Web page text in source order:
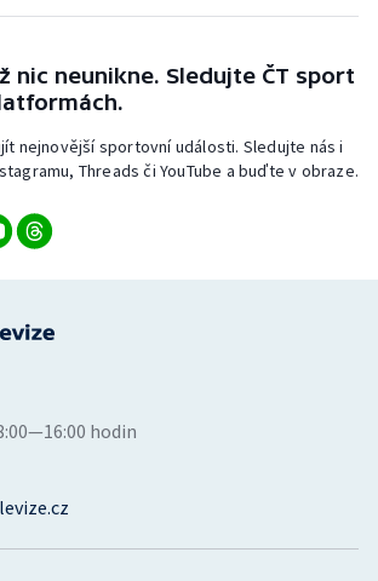
nic neunikne. Sledujte ČT sport
nejnovější sportovní události. Sledujte nás i
Threads či YouTube a buďte v obraze.
hodin